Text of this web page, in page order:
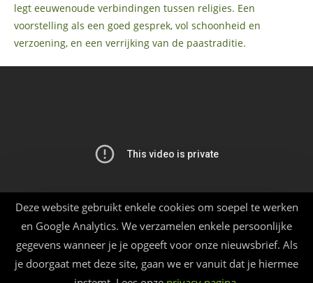
legt eeuwenoude verbindingen tussen religies. Een
voorstelling als een goed gesprek, vol schoonheid en
verzoening, en een verrijking van de paastraditie.
Deze website gebruikt enkele cookies om soepel te werken
en Google Analytics. We verzamelen enkele persoonlijke
gegevens wanneer je je opgeeft voor onze nieuwsbrief. Als
je doorgaat met deze site, gaan we er vanuit dat je hiermee